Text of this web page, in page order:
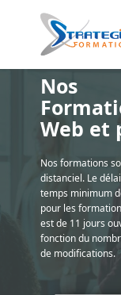
Nos
Web et
Nos formations
distanciel. Le
temps minimum
pour les
est de 11 jours
fonction du
de modifications.